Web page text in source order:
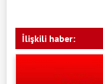
İlişkili haber: